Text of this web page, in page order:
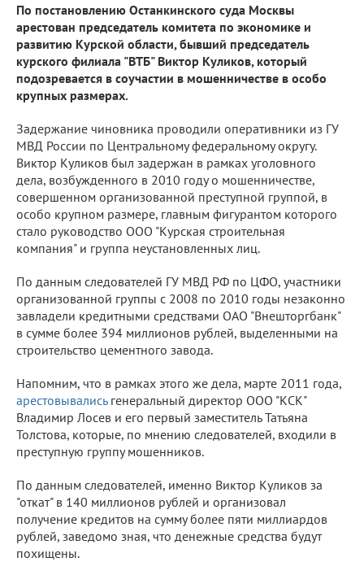
По постановлению Останкинского суда Москвы
арестован председатель комитета по экономике и
развитию Курской области, бывший председатель
курского филиала "ВТБ" Виктор Куликов, который
подозревается в соучастии в мошенничестве в особо
крупных размерах.
Задержание чиновника проводили оперативники из ГУ
МВД России по Центральному федеральному округу.
Виктор Куликов был задержан в рамках уголовного
дела, возбужденного в 2010 году о мошенничестве,
совершенном организованной преступной группой, в
особо крупном размере, главным фигурантом которого
стало руководство ООО "Курская строительная
компания" и группа неустановленных лиц.
По данным следователей ГУ МВД РФ по ЦФО, участники
организованной группы с 2008 по 2010 годы незаконно
завладели кредитными средствами ОАО "Внешторгбанк"
в сумме более 394 миллионов рублей, выделенными на
строительство цементного завода.
Напомним, что в рамках этого же дела, марте 2011 года,
арестовывалисьгенеральный директор ООО "КСК"
Владимир Лосев и его первый заместитель Татьяна
Толстова, которые, по мнению следователей, входили в
преступную группу мошенников.
По данным следователей, именно Виктор Куликов за
"откат" в 140 миллионов рублей и организовал
получение кредитов на сумму более пяти миллиардов
рублей, заведомо зная, что денежные средства будут
похищены.